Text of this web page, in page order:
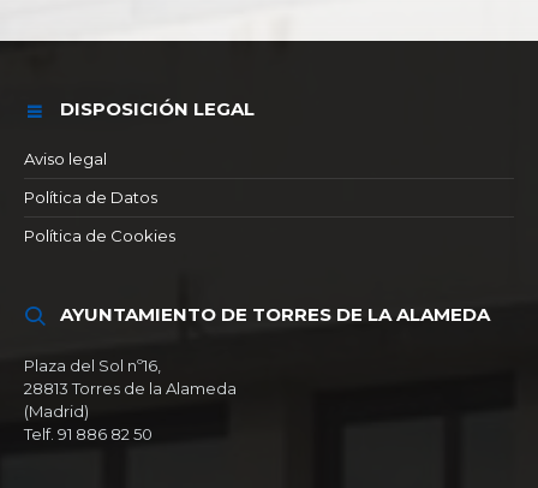
DISPOSICIÓN LEGAL
Aviso legal
Política de Datos
Política de Cookies
AYUNTAMIENTO DE TORRES DE LA ALAMEDA
Plaza del Sol nº16,
28813 Torres de la Alameda
(Madrid)
Telf. 91 886 82 50